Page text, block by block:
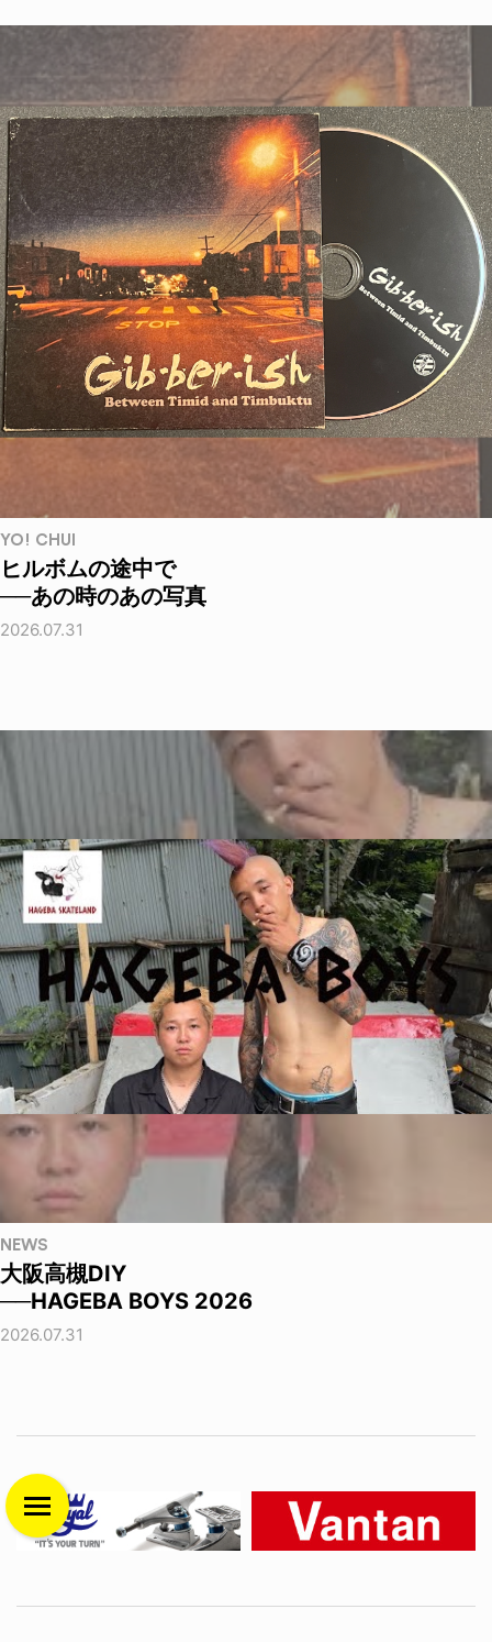
YO! CHUI
ヒルボムの途中で
──あの時のあの写真
2026.07.31
NEWS
大阪高槻DIY
──HAGEBA BOYS 2026
2026.07.31